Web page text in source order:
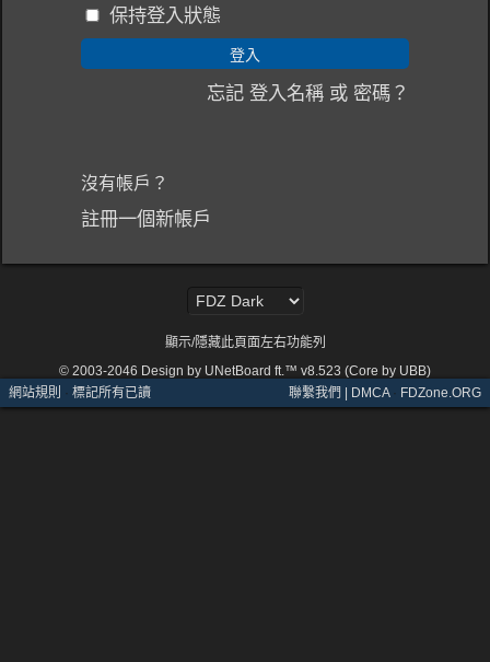
保持登入狀態
忘記 登入名稱 或 密碼？
沒有帳戶？
註冊一個新帳戶
顯示/隱藏此頁面左右功能列
© 2003-2046 Design by UNetBoard ft.™ v8.523 (Core by UBB)
網站規則 · 標記所有已讀 聯繫我們 | DMCA· FDZone.ORG